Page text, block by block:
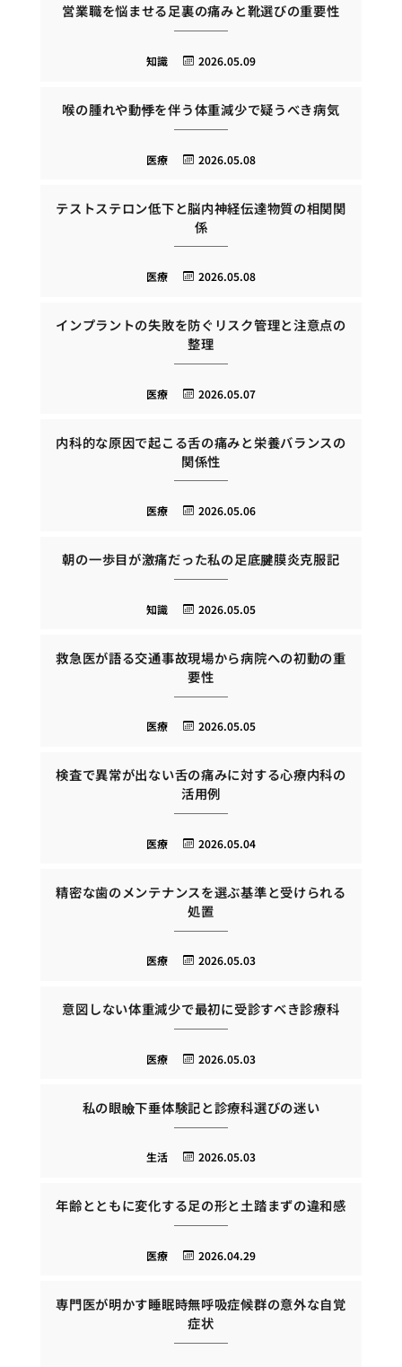
営業職を悩ませる足裏の痛みと靴選びの重要性
2026.05.09
知識
喉の腫れや動悸を伴う体重減少で疑うべき病気
2026.05.08
医療
テストステロン低下と脳内神経伝達物質の相関関
係
2026.05.08
医療
インプラントの失敗を防ぐリスク管理と注意点の
整理
2026.05.07
医療
内科的な原因で起こる舌の痛みと栄養バランスの
関係性
2026.05.06
医療
朝の一歩目が激痛だった私の足底腱膜炎克服記
2026.05.05
知識
救急医が語る交通事故現場から病院への初動の重
要性
2026.05.05
医療
検査で異常が出ない舌の痛みに対する心療内科の
活用例
2026.05.04
医療
精密な歯のメンテナンスを選ぶ基準と受けられる
処置
2026.05.03
医療
意図しない体重減少で最初に受診すべき診療科
2026.05.03
医療
私の眼瞼下垂体験記と診療科選びの迷い
2026.05.03
生活
年齢とともに変化する足の形と土踏まずの違和感
2026.04.29
医療
専門医が明かす睡眠時無呼吸症候群の意外な自覚
症状